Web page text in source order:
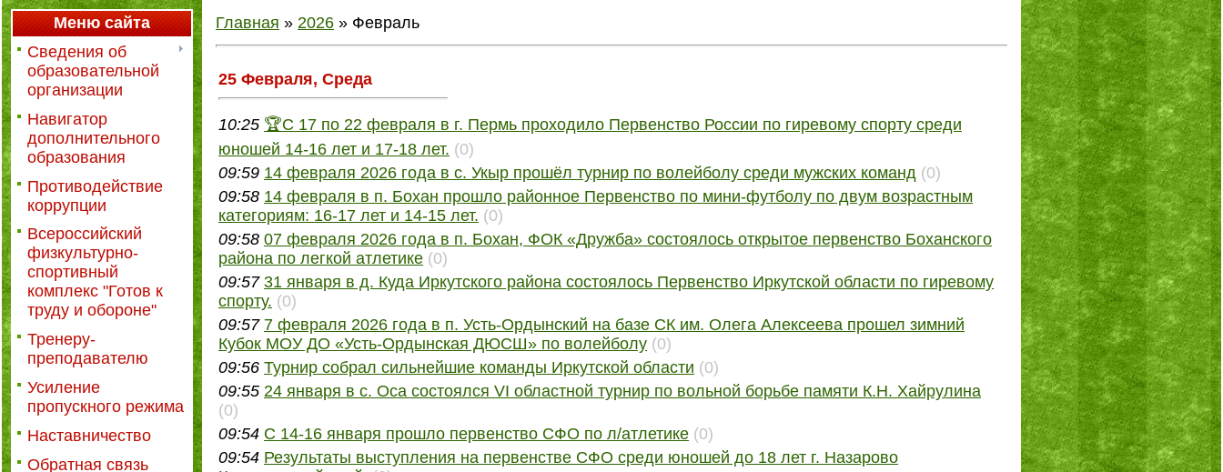
Меню сайта
Сведения об
образовательной
организации
Навигатор
дополнительного
образования
Противодействие
коррупции
Всероссийский
физкультурно-
спортивный
комплекс "Готов к
труду и обороне"
Тренеру-
преподавателю
Усиление
пропускного режима
Наставничество
Обратная связь
Главная » 2026 » Февраль
25 Февраля, Среда
10:25 🏆С 17 по 22 февраля в г. Пермь проходило Первенство России по гиревому спорту среди
юношей 14-16 лет и 17-18 лет. (0)
09:59 14 февраля 2026 года в с. Укыр прошёл турнир по волейболу среди мужских команд (0)
09:58 14 февраля в п. Бохан прошло районное Первенство по мини-футболу по двум возрастным
категориям: 16-17 лет и 14-15 лет. (0)
09:58 07 февраля 2026 года в п. Бохан, ФОК «Дружба» состоялось открытое первенство Боханского
района по легкой атлетике (0)
09:57 31 января в д. Куда Иркутского района состоялось Первенство Иркутской области по гиревому
спорту. (0)
09:57 7 февраля 2026 года в п. Усть-Ордынский на базе СК им. Олега Алексеева прошел зимний
Кубок МОУ ДО «Усть-Ордынская ДЮСШ» по волейболу (0)
09:56 Турнир собрал сильнейшие команды Иркутской области (0)
09:55 24 января в с. Оса состоялся VI областной турнир по вольной борьбе памяти К.Н. Хайрулина
(0)
09:54 С 14-16 января прошло первенство СФО по л/атлетике (0)
09:54 Результаты выступления на первенстве СФО среди юношей до 18 лет г. Назарово